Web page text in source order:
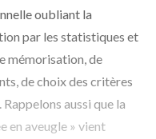
oubliant la
par les statistiques et
mémorisation, de
de choix des critères
aussi que la
en aveugle » vient